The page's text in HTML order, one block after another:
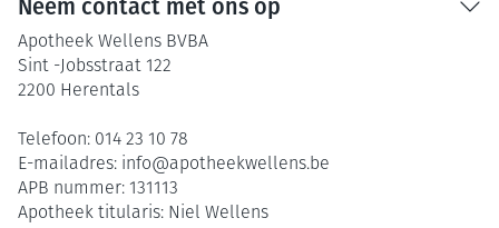
Neem contact met ons op
Apotheek Wellens BVBA
Sint -Jobsstraat 122
2200 Herentals
Telefoon: 014 23 10 78
E-mailadres: info@apotheekwellens.be
APB nummer: 131113
Apotheek titularis: Niel Wellens